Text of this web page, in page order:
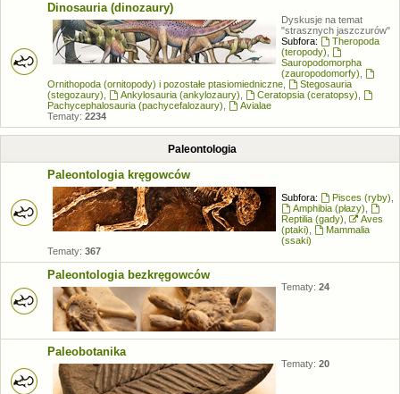
Dinosauria (dinozaury)
Dyskusje na temat
"strasznych jaszczurów"
Subfora:
Theropoda
(teropody)
Sauropodomorpha
(zauropodomorfy)
Ornithopoda (ornitopody) i pozostałe ptasiomiedniczne
Stegosauria
(stegozaury)
Ankylosauria (ankylozaury) Ceratopsia (ceratopsy)
Pachycephalosauria (pachycefalozaury)
Avialae
Tematy: 2234
Paleontologia
Paleontologia kręgowców
Subfora: Pisces (ryby)
Amphibia (płazy)
Reptilia (gady)
Aves
(ptaki)
Mammalia
(ssaki)
Tematy: 367
Paleontologia bezkręgowców
Tematy: 24
Paleobotanika
Tematy: 20